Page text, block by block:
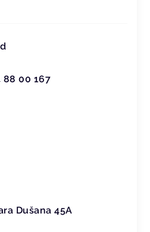
88 00 167
Dušana 45A